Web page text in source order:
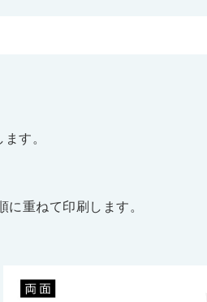
す。
重ねて印刷します。